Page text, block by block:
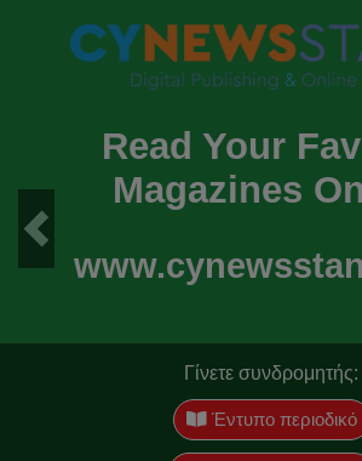
Read Your
Magazines
Γίνετε συνδρομητής:
Έντυπο περιοδικό